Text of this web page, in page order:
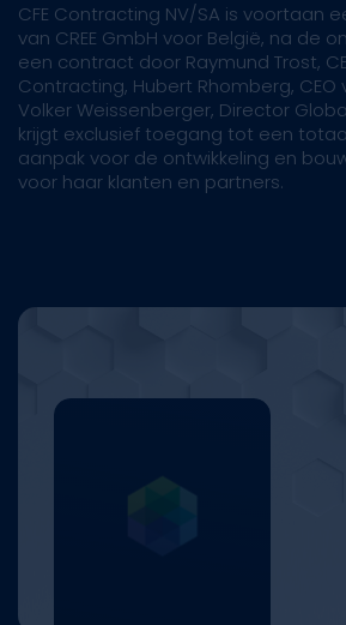
CFE Contracting NV/SA is voortaan
van CREE GmbH voor België, na de
een contract door Raymund Trost,
Contracting, Hubert Rhomberg, CEO
Volker Weissenberger, Director
krijgt exclusief toegang tot een
aanpak voor de ontwikkeling en
voor haar klanten en partners.